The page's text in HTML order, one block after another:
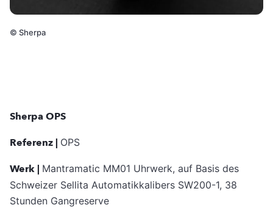
© Sherpa
Sherpa OPS
Referenz | OPS
Werk | Mantramatic MM01 Uhrwerk, auf Basis des
Schweizer Sellita Automatikkalibers SW200-1, 38
Stunden Gangreserve